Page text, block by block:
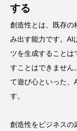
する
創造性とは、既存の
み出す能力です。AI
ツを生成することは
すことはできません
て遊び心といった、
す。
創造性をビジネスの